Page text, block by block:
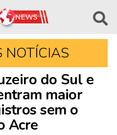
NOTÍCIAS
do Sul e
maior
sem o
Acre